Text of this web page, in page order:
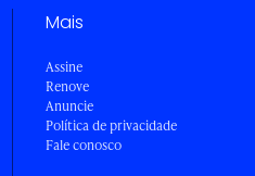
Mais
Assine
Renove
Anuncie
Política de privacidade
Fale conosco